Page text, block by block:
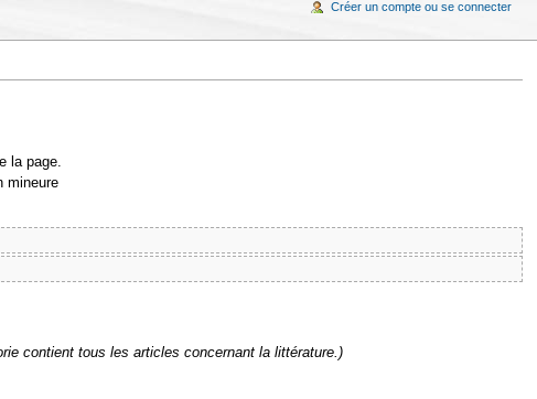
la page.
mineure
contient tous les articles concernant la littérature.)
Créer un compte ou se connecter